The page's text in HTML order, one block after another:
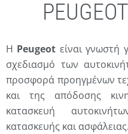
Η Peugeot είναι γνωστή
σχεδιασμό των
προσφορά προηγμένων
και της απόδοσης
κατασκευή
κατασκευής και ασφάλειας.